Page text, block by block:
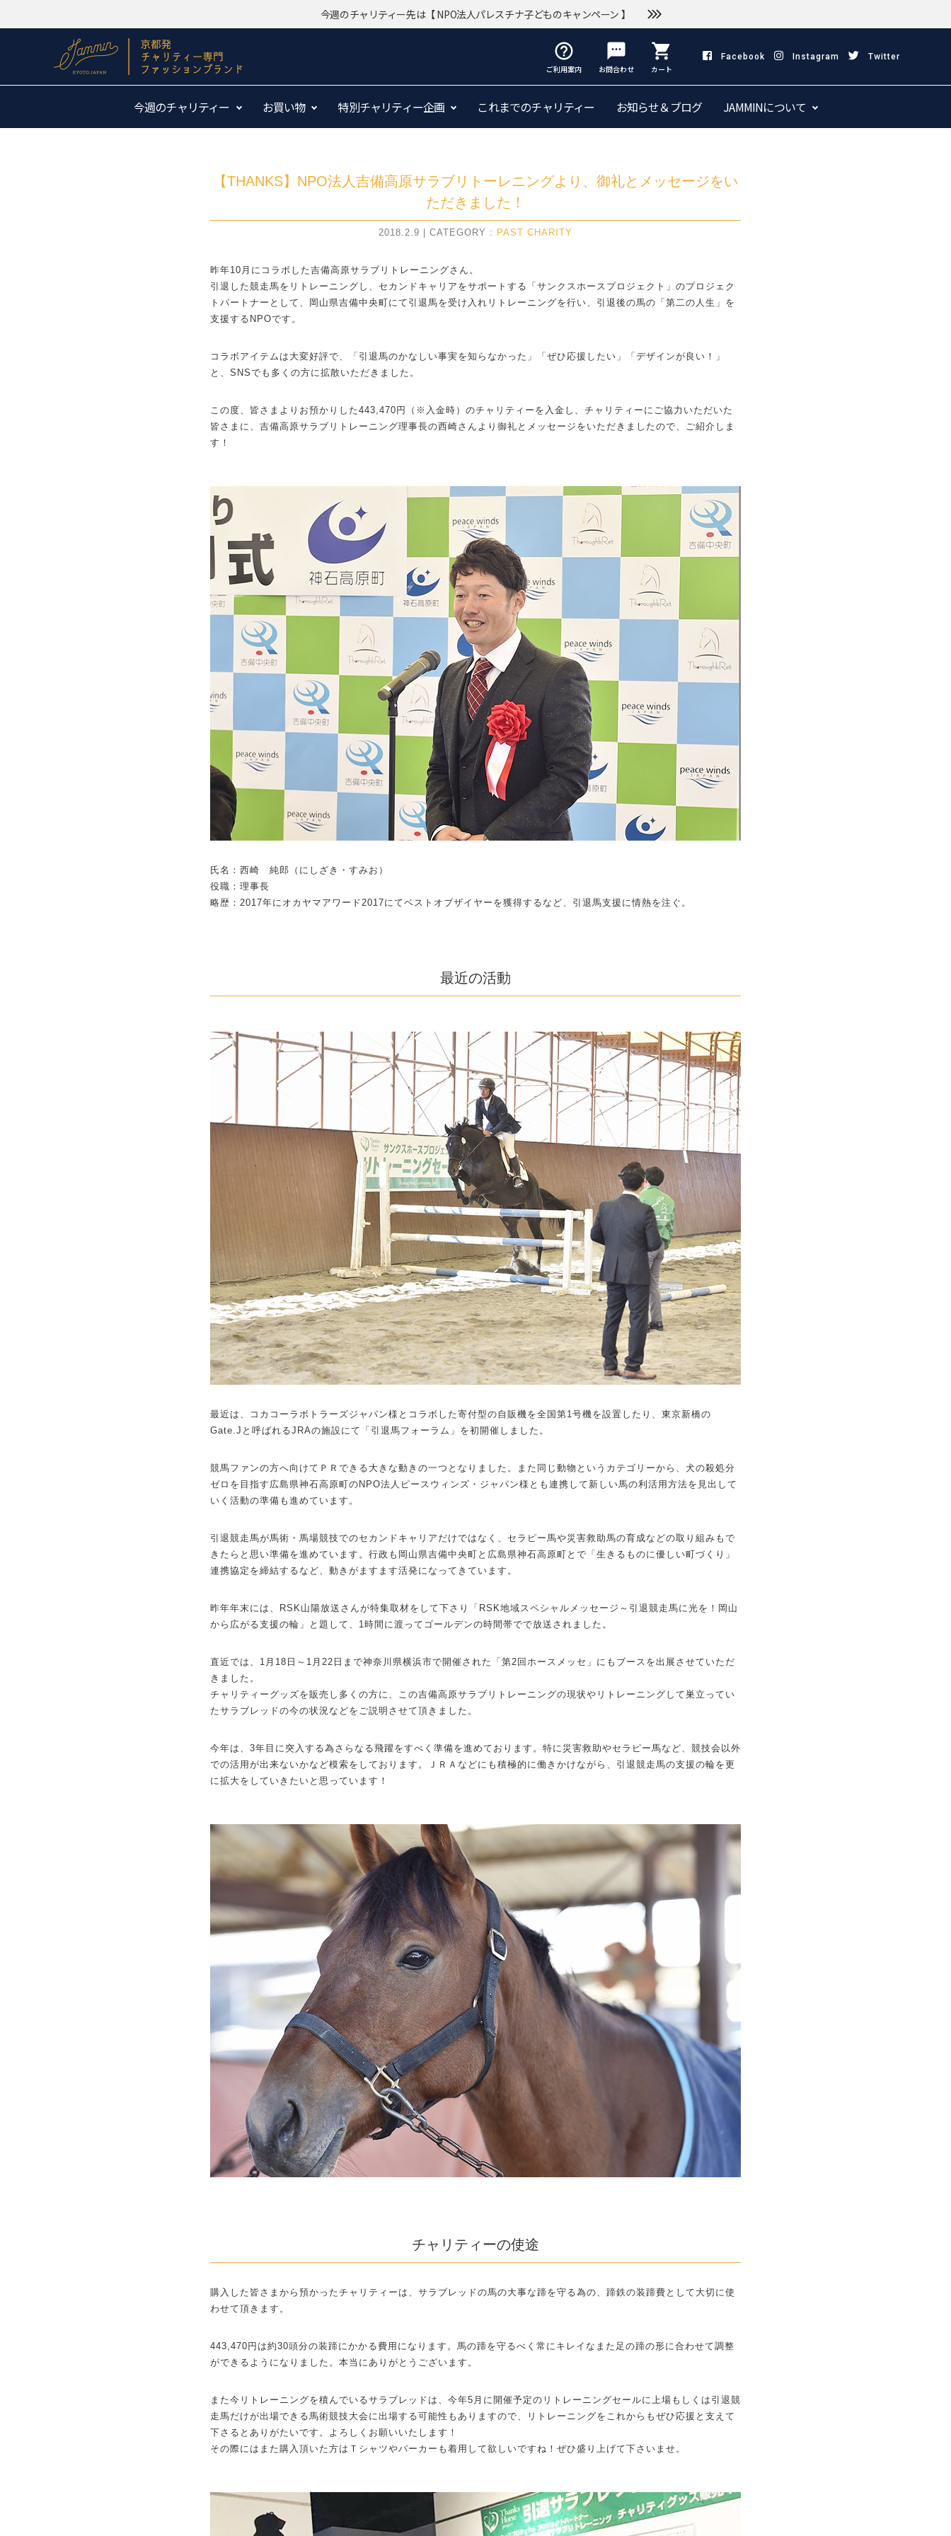
今週のチャリティー先は【 NPO法人パレスチナ子どものキャンペーン 】
help_outline
ご利用案内
sms
お問合わせ
shopping_cart
カート
Facebook Instagram Twitter
今週のチャリティー お買い物 特別チャリティー企画 これまでのチャリティー お知らせ＆ブログ JAMMINについて
【THANKS】NPO法人吉備高原サラブリトーレニングより、御礼とメッセージをい
ただきました！
2018.2.9 | CATEGORY : PAST CHARITY
昨年10月にコラボした吉備高原サラブリトレーニングさん。
引退した競走馬をリトレーニングし、セカンドキャリアをサポートする「サンクスホースプロジェクト」のプロジェク
トパートナーとして、岡山県吉備中央町にて引退馬を受け入れリトレーニングを行い、引退後の馬の「第二の人生」を
支援するNPOです。
コラボアイテムは大変好評で、「引退馬のかなしい事実を知らなかった」「ぜひ応援したい」「デザインが良い！」
と、SNSでも多くの方に拡散いただきました。
この度、皆さまよりお預かりした443,470円（※入金時）のチャリティーを入金し、チャリティーにご協力いただいた
皆さまに、吉備高原サラブリトレーニング理事長の西崎さんより御礼とメッセージをいただきましたので、ご紹介しま
す！
氏名：西崎 純郎（にしざき・すみお）
役職：理事長
略歴：2017年にオカヤマアワード2017にてベストオブザイヤーを獲得するなど、引退馬支援に情熱を注ぐ。
最近の活動
最近は、コカコーラボトラーズジャパン様とコラボした寄付型の自販機を全国第1号機を設置したり、東京新橋の
Gate.Jと呼ばれるJRAの施設にて「引退馬フォーラム」を初開催しました。
競馬ファンの方へ向けてＰＲできる大きな動きの一つとなりました。また同じ動物というカテゴリーから、犬の殺処分
ゼロを目指す広島県神石高原町のNPO法人ピースウィンズ・ジャパン様とも連携して新しい馬の利活用方法を見出して
いく活動の準備も進めています。
引退競走馬が馬術・馬場競技でのセカンドキャリアだけではなく、セラピー馬や災害救助馬の育成などの取り組みもで
きたらと思い準備を進めています。行政も岡山県吉備中央町と広島県神石高原町とで「生きるものに優しい町づくり」
連携協定を締結するなど、動きがますます活発になってきています。
昨年年末には、RSK山陽放送さんが特集取材をして下さり「RSK地域スペシャルメッセージ～引退競走馬に光を！岡山
から広がる支援の輪」と題して、1時間に渡ってゴールデンの時間帯でで放送されました。
直近では、1月18日～1月22日まで神奈川県横浜市で開催された「第2回ホースメッセ」にもブースを出展させていただ
きました。
チャリティーグッズを販売し多くの方に、この吉備高原サラブリトレーニングの現状やリトレーニングして巣立ってい
たサラブレッドの今の状況などをご説明させて頂きました。
今年は、3年目に突入する為さらなる飛躍をすべく準備を進めております。特に災害救助やセラピー馬など、競技会以外
での活用が出来ないかなど模索をしております。ＪＲＡなどにも積極的に働きかけながら、引退競走馬の支援の輪を更
に拡大をしていきたいと思っています！
チャリティーの使途
購入した皆さまから預かったチャリティーは、サラブレッドの馬の大事な蹄を守る為の、蹄鉄の装蹄費として大切に使
わせて頂きます。
443,470円は約30頭分の装蹄にかかる費用になります。馬の蹄を守るべく常にキレイなまた足の蹄の形に合わせて調整
ができるようになりました。本当にありがとうございます。
また今リトレーニングを積んでいるサラブレッドは、今年5月に開催予定のリトレーニングセールに上場もしくは引退競
走馬だけが出場できる馬術競技大会に出場する可能性もありますので、リトレーニングをこれからもぜひ応援と支えて
下さるとありがたいです。よろしくお願いいたします！
その際にはまた購入頂いた方はＴシャツやパーカーも着用して欲しいですね！ぜひ盛り上げて下さいませ。